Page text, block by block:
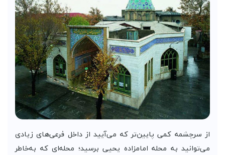
از سرچشمه کمی پایین‌تر که می‌آیید از داخل فرعی‌های زیادی
می‌توانید به محله امامزاده یحیی برسید؛ محله‌ای که به‌خاطر